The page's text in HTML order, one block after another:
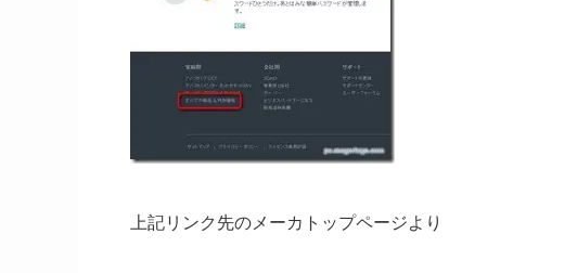
上記リンク先のメーカトップページより